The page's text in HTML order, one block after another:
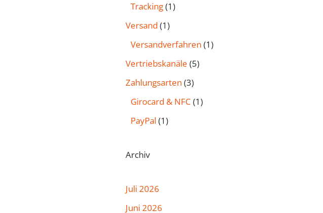
Tracking(1)
Versand (1)
Versandverfahren (1)
Vertriebskanäle (5)
Zahlungsarten (3)
Girocard & NFC (1)
PayPal (1)
Archiv
Juli 2026
Juni 2026